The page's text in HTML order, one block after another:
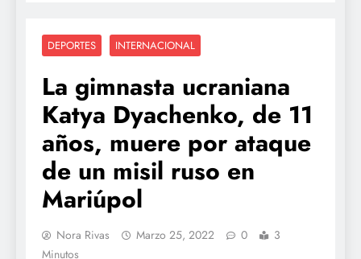
DEPORTES INTERNACIONAL
La gimnasta ucraniana
Katya Dyachenko, de 11
años, muere por ataque
de un misil ruso en
Mariúpol
Nora Rivas Marzo 25, 2022 0
3
Minutos